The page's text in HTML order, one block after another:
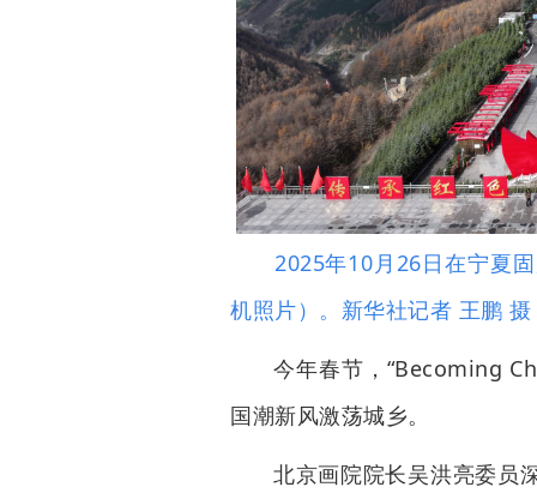
2025年10月26日在宁夏固
机照片）。新华社记者 王鹏 摄
今年春节，“Becoming
国潮新风激荡城乡。
北京画院院长吴洪亮委员